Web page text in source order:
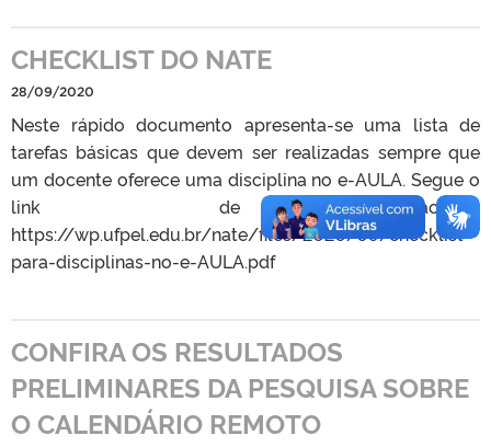
CHECKLIST DO NATE
28/09/2020
Neste rápido documento apresenta-se uma lista de
tarefas básicas que devem ser realizadas sempre que
um docente oferece uma disciplina no e-AULA. Segue o
link de acesso:
https://wp.ufpel.edu.br/nate/files/2020/09/checklist-
para-disciplinas-no-e-AULA.pdf
CONFIRA OS RESULTADOS
PRELIMINARES DA PESQUISA SOBRE
O CALENDÁRIO REMOTO